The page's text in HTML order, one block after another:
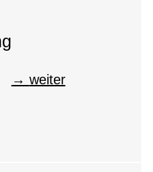
weiter